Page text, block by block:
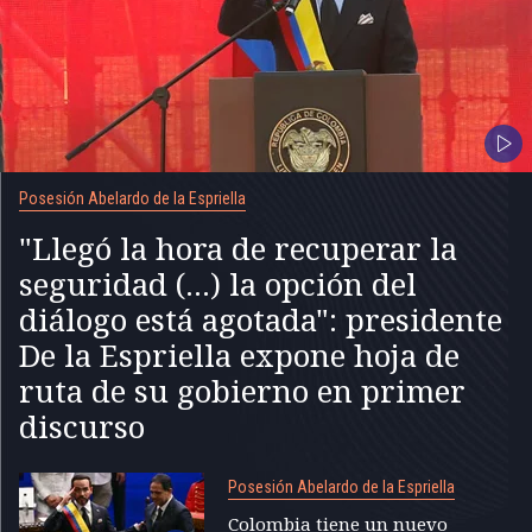
Posesión Abelardo de la Espriella
"Llegó la hora de recuperar la
seguridad (...) la opción del
diálogo está agotada": presidente
De la Espriella expone hoja de
ruta de su gobierno en primer
discurso
Posesión Abelardo de la Espriella
Colombia tiene un nuevo